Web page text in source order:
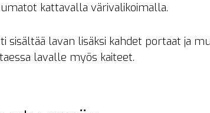
kattavalla värivalikoimalla.
sisältää lavan lisäksi kahdet portaat ja
lavalle myös kaiteet.